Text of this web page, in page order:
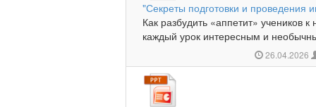
"Секреты подготовки и проведения
Как разбудить «аппетит» учеников
каждый урок интересным и
26.04.2026